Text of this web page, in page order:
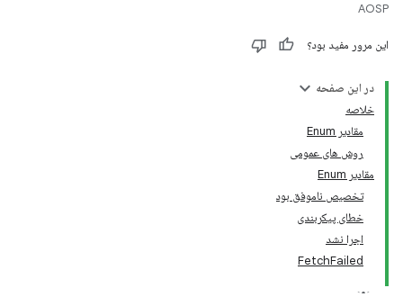
AOSP
این مرور مفید بود؟
در این صفحه
خلاصه
مقادیر Enum
روش های عمومی
مقادیر Enum
تخصیص ناموفق بود
خطای پیکربندی
اجرا نشد
FetchFailed